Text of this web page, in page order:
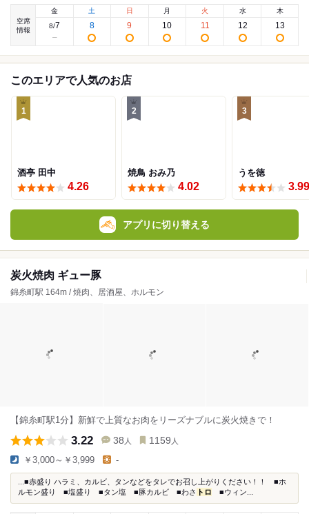
空席
情報
金
8/7
土
8
日
9
月
10
火
11
水
12
木
13
このエリアで人気のお店
1
酒亭 田中
4.26
2
焼鳥 おみ乃
4.02
3
うを徳
3.99
アプリに切り替える
炭火焼肉 ギュー豚
錦糸町駅 164m / 焼肉、居酒屋、ホルモン
【錦糸町駅1分】新鮮で上質なお肉をリーズナブルに炭火焼きで！
3.22 38 人 1159 人
￥3,000～￥3,999 -
...■赤盛り ハラミ、カルビ、タンなどをタレでお召し上がりください！！ ■ホ
ルモン盛り ■塩盛り ■タン塩 ■豚カルビ ■わさ トロ ■ウィン...